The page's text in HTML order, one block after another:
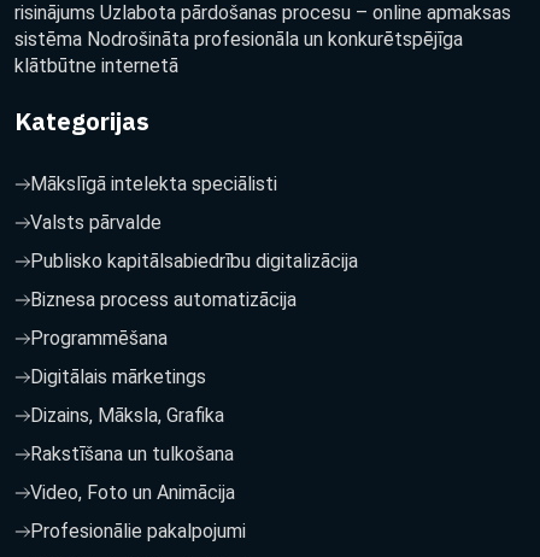
risinājums Uzlabota pārdošanas procesu – online apmaksas
sistēma Nodrošināta profesionāla un konkurētspējīga
klātbūtne internetā
Kategorijas
Mākslīgā intelekta speciālisti
Valsts pārvalde
Publisko kapitālsabiedrību digitalizācija
Biznesa process automatizācija
Programmēšana
Digitālais mārketings
Dizains, Māksla, Grafika
Rakstīšana un tulkošana
Video, Foto un Animācija
Profesionālie pakalpojumi